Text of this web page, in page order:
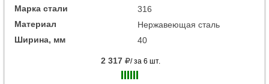
Марка стали
316
Материал
Нержавеющая сталь
Ширина, мм
40
2 317 / за 6 шт.